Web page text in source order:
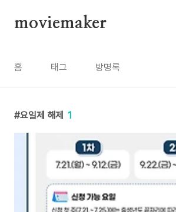
moviemaker
홈 태그 방명록
요일제 해제 1